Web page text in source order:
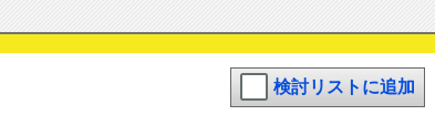
検討リストに追加